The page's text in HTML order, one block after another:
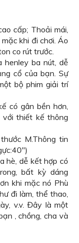
cấp; Thoải mái,
khi đi chơi. Áo
co rút trước.
henley ba nút, dễ
cổ của bạn. Sự
bộ phim giải trí
có gân bền hơn,
với thiết kế thông
M.Thông tin
hè, dễ kết hợp có
bất kỳ dáng
khi mặc nó Phù
đi làm, thể thao,
v.v. Đây là một
, chồng, cha và